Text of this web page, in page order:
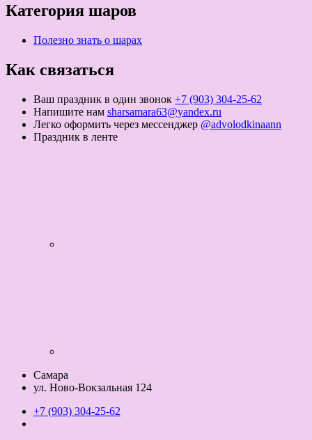
Категория шаров
Полезно знать о шарах
Как связаться
Ваш праздник в один звонок +7 (903) 304-25-62
Напишите нам sharsamara63@yandex.ru
Легко оформить через мессенджер @advolodkinaann
Праздник в ленте
Самара
ул. Ново-Вокзальная 124
+7 (903) 304-25-62